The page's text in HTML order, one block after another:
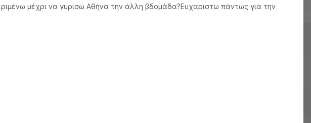
μέχρι να γυρίσω Αθήνα την άλλη βδομάδα?Ευχαριστω πάντως για την